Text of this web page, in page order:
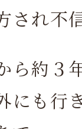
され不
ら約３
にも